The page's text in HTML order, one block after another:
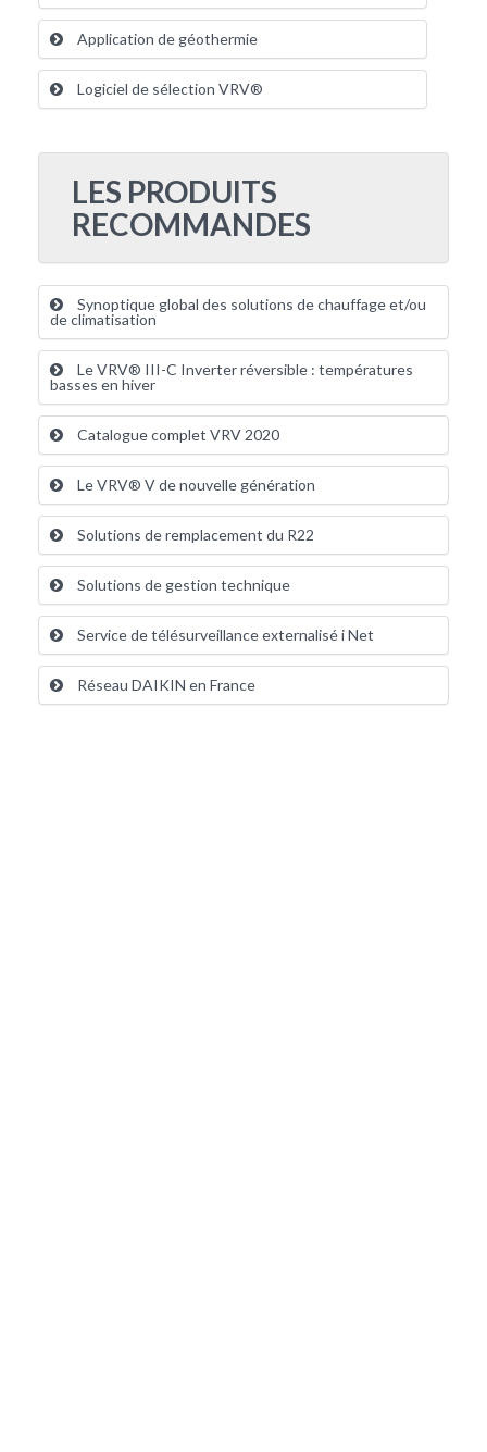
Application de géothermie
Logiciel de sélection VRV®
LES PRODUITS
RECOMMANDES
Synoptique global des solutions de chauffage et/ou
de climatisation
Le VRV® III-C Inverter réversible : températures
basses en hiver
Catalogue complet VRV 2020
Le VRV® V de nouvelle génération
Solutions de remplacement du R22
Solutions de gestion technique
Service de télésurveillance externalisé i Net
Réseau DAIKIN en France